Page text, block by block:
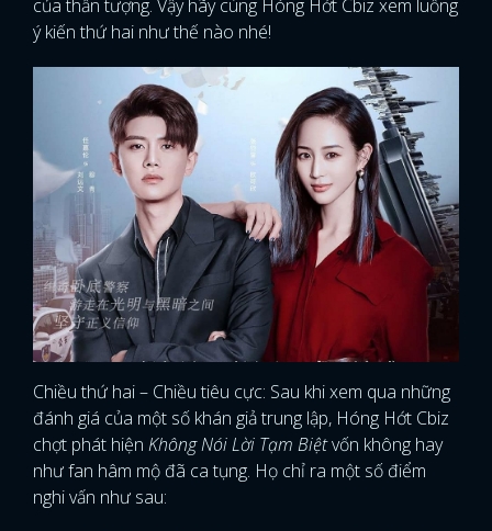
của thần tượng. Vậy hãy cùng Hóng Hớt Cbiz xem luồng
ý kiến thứ hai như thế nào nhé!
Chiều thứ hai – Chiều tiêu cực: Sau khi xem qua những
đánh giá của một số khán giả trung lập, Hóng Hớt Cbiz
chợt phát hiện Không Nói Lời Tạm Biệtvốn không hay
như fan hâm mộ đã ca tụng. Họ chỉ ra một số điểm
nghi vấn như sau: